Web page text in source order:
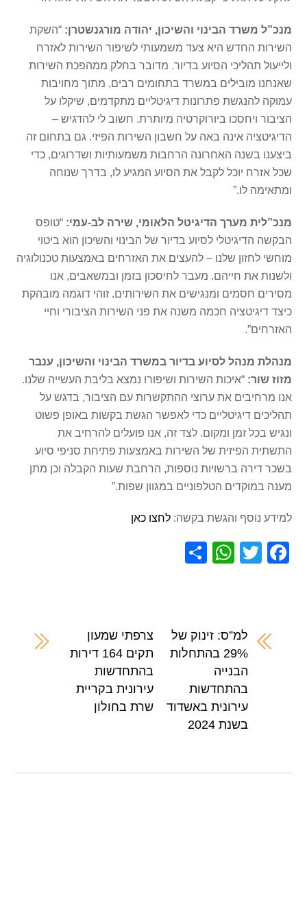
מנכ”ל משרד הבינוי והשיכון, יהודה מורגנשטרן:“השקת
השירות החדש היא צעד משמעותי לשיפור השירות לאזרח
ולייעול תהליכי הסיוע בדיור. מדובר בחלק ממהפכת השירות
שאנחנו מובילים במשרד בתחומים רבים, מתוך מחויבות
עמוקה להנגשת פתרונות דיגיטליים מתקדמים, שיקלו על
הציבור ויחסכו ביורוקרטיה מיותרת. חשוב לי להדגיש –
הדיגיטציה אינה באה על חשבון השירות הפיזי. גם בתחום זה
ביצענו בשנה האחרונה הרחבות משמעותיות ושדרוגים, כדי
שכל אזרח יוכל לקבל את הסיוע המגיע לו, בדרך שנוחה
ומתאימה לו.”
מנכ”לית מערך הדיגיטל הלאומי, שירה לב-עמי: “טופס
הבקשה הדיגיטלי לסיוע בדיור של הבינוי והשיכון הוא ביטוי
מוחשי לחזון שלנו – להעצים את האזרחים באמצעות טכנולוגיה
ולשנות את חייהם. מעבר לחיסכון בזמן ובמשאבים, אנו
מסירים חסמים ומנגישים את השירותים. זוהי דוגמה מובהקת
כיצד דיגיטציה חכמה משנה את פני השירות הציבורי וחיי
האזרחים”.
מנהלת מנהל לסיוע בדיור במשרד הבינוי והשיכון, ענבר
מזוז שור: “איכות השירות ושיפורו נמצא בליבת העשייה שלנו.
אנו מרחיבים את ערוצי ההתקשרות עם הציבור, בדגש על
תהליכים דיגיטליים כדי לאפשר הגשת בקשות באופן פשוט
ונגיש בכל זמן ומקום. לצד זה, אנו פועלים להרחיב את
התשתית הפיזית של השירות באמצעות פתיחת סניפי סיוע
בשכר דירה ברשויות נוספות, הרחבת שעות הקבלה וכן מתן
מענה במוקדים הטלפוניים במגוון שפות.”
למידע נוסף והגשת בקשה:לחצו כאן
F
b
T
W
A
p
p
למ”ס: זינוק של
29% בהתחלות
הבנייה
בהתחדשות
עירונית באשדוד
בשנת 2024
צרפתי שמעון
תקים 164 דירות
בהתחדשות
עירונית בקריית
שרת בחולון